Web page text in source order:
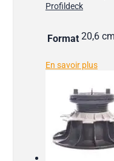
Profildeck
Format 20,6
En savoir plus